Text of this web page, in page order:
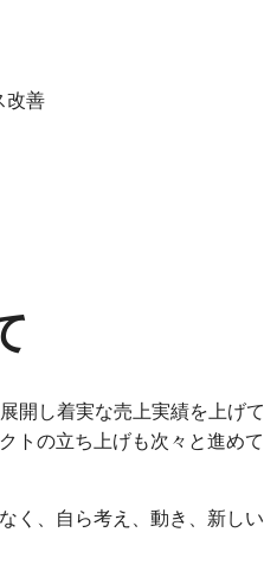
改善
開し着実な売上実績を上げて
トの立ち上げも次々と進めて
く、自ら考え、動き、新しい